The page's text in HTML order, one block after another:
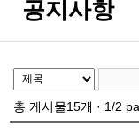
공지사항
총 게시물15개 · 1/2